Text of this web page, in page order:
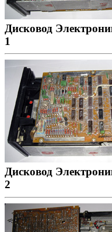
Дисковод
1
Дисковод
2